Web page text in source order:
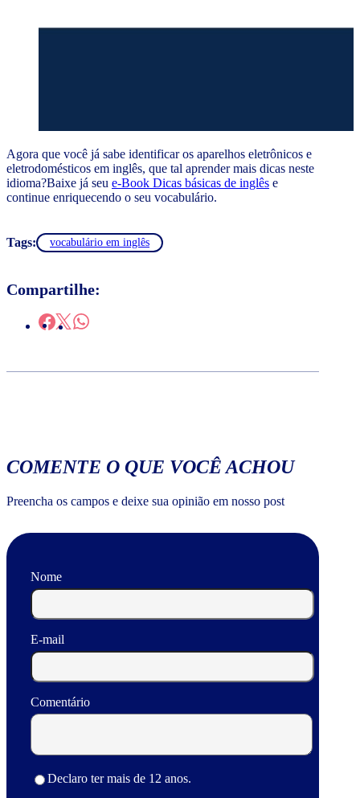
Agora que você já sabe identificar os aparelhos eletrônicos e
eletrodomésticos em inglês, que tal aprender mais dicas neste
idioma?Baixe já seu e-Book Dicas básicas de inglês e
continue enriquecendo o seu vocabulário.
Tags: vocabulário em inglês
Compartilhe:
COMENTE O QUE VOCÊ ACHOU
Preencha os campos e deixe sua opinião em nosso post
Nome
E-mail
Comentário
Declaro ter mais de 12 anos.